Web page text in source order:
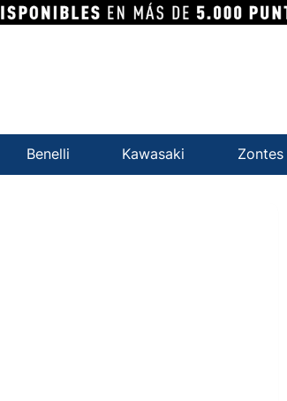
Benelli Kawasaki Zontes